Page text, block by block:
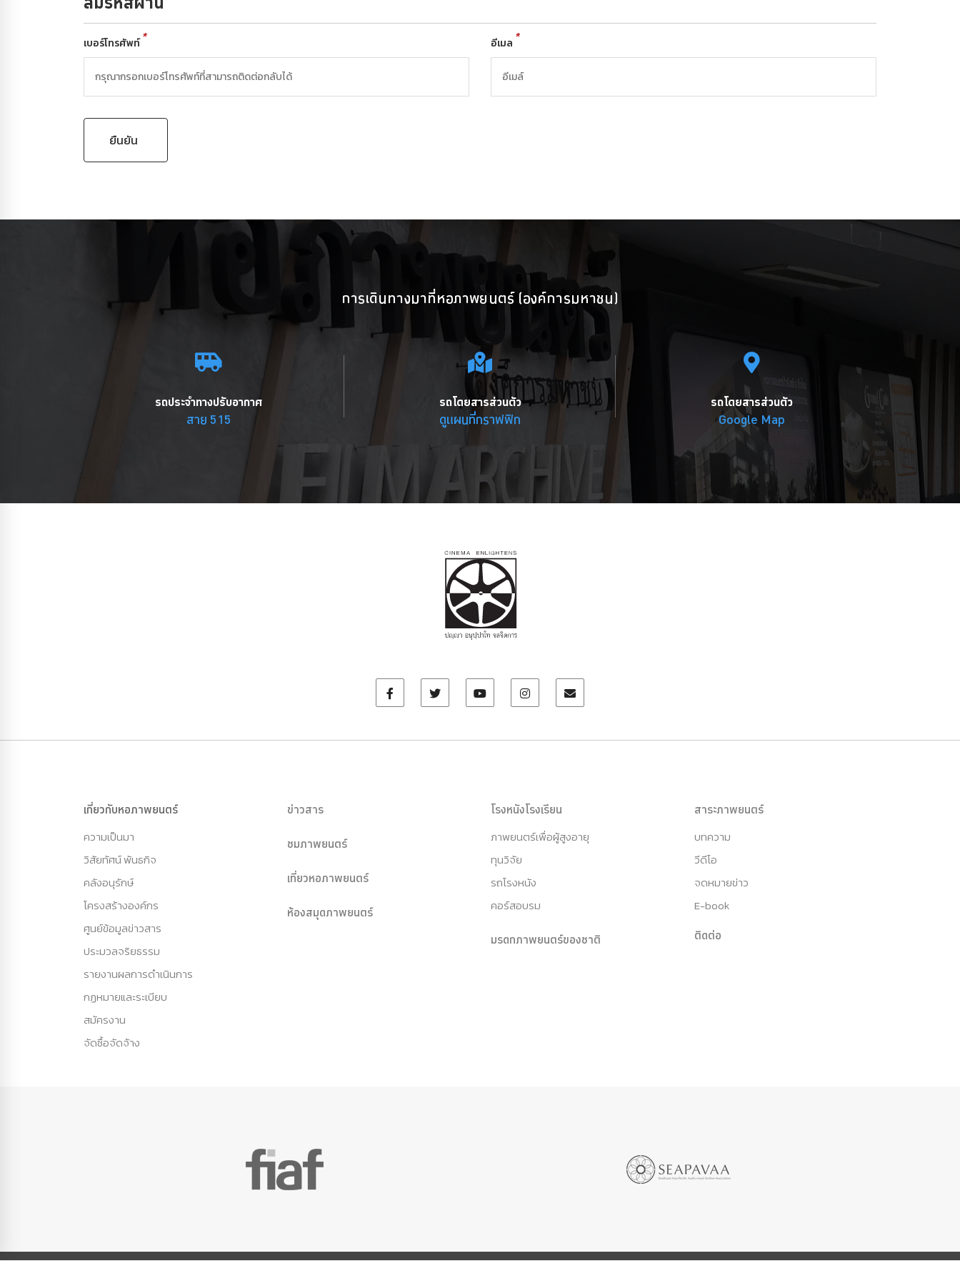
เบอร์โทรศัพท์* อีเมล *
ยืนยัน
การเดินทางมาที่หอภาพยนตร์ (องค์การมหาชน)
รถประจำทางปรับอากาศ
สาย 515
รถโดยสารส่วนตัว
ดูแผนที่กราฟฟิก
รถโดยสารส่วนตัว
Google Map
เกี่ยวกับหอภาพยนตร์
ความเป็นมา
วิสัยทัศน์ พันธกิจ
คลังอนุรักษ์
โครงสร้างองค์กร
ศูนย์ข้อมูลข่าวสาร
ประมวลจริยธรรม
รายงานผลการดำเนินการ
กฏหมายและระเบียบ
สมัครงาน
จัดซื้อจัดจ้าง
ข่าวสาร
ชมภาพยนตร์
เที่ยวหอภาพยนตร์
ห้องสมุดภาพยนตร์
โรงหนังโรงเรียน
ภาพยนตร์เพื่อผู้สูงอายุ
ทุนวิจัย
รถโรงหนัง
คอร์สอบรม
มรดกภาพยนตร์ของชาติ
สาระภาพยนตร์
บทความ
วีดีโอ
จดหมายข่าว
E-book
ติดต่อ